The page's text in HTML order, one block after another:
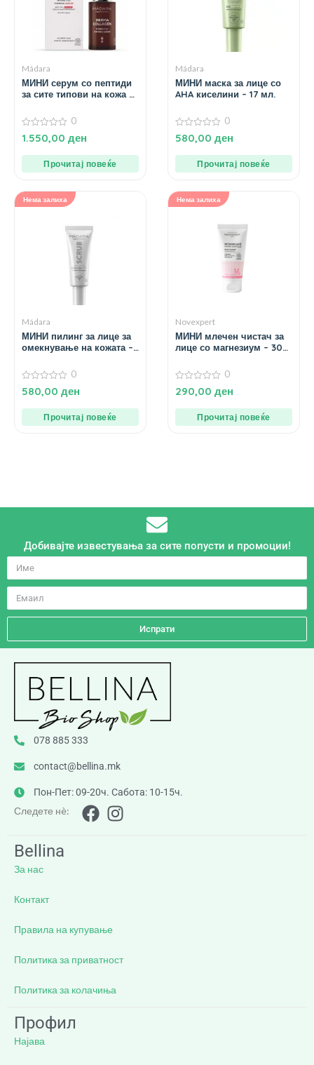
Mádara
МИНИ серум со пептиди
за сите типови на кожа –
0
од
0
1.550,00 ден
Прочитај повеќе
Mádara
МИНИ маска за лице со
AHA киселини – 17 мл.
0
од
0
580,00 ден
Прочитај повеќе
Нема залиха
Mádara
МИНИ пилинг за лице за
омекнување на кожата –
0
од
0
580,00 ден
Прочитај повеќе
Нема залиха
Novexpert
МИНИ млечен чистач за
лице со магнезиум – 30
0
од
0
290,00 ден
Прочитај повеќе
Добивајте известувања за сите попусти и промоции!
Испрати
078 885 333
contact@bellina.mk
Пон-Пет: 09-20ч. Сабота: 10-15ч.
Следете нè:
Bellina
За нас
Контакт
Правила на купување
Политика за приватност
Политика за колачиња
Профил
Најава